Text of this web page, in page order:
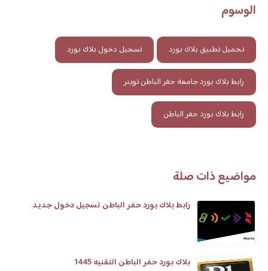
الوسوم
تحميل تطبيق بلاك بورد تسجيل دخول بلاك بورد
رابط بلاك بورد جامعة حفر الباطن تويتر
رابط بلاك بورد حفر الباطن
مواضيع ذات صلة
رابط بلاك بورد حفر الباطن تسجيل دخول جديد
بلاك بورد حفر الباطن التقنيه 1445